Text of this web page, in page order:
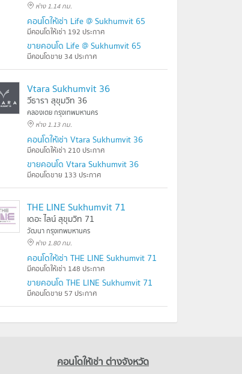
ห่าง 1.14 กม.
คอนโดให้เช่า Life @ Sukhumvit 65
มีคอนโดให้เช่า 192 ประกาศ
ขายคอนโด Life @ Sukhumvit 65
มีคอนโดขาย 34 ประกาศ
Vtara Sukhumvit 36
วีธารา สุขุมวิท 36
คลองเตย กรุงเทพมหานคร
ห่าง 1.13 กม.
คอนโดให้เช่า Vtara Sukhumvit 36
มีคอนโดให้เช่า 210 ประกาศ
ขายคอนโด Vtara Sukhumvit 36
มีคอนโดขาย 133 ประกาศ
THE LINE Sukhumvit 71
เดอะ ไลน์ สุขุมวิท 71
วัฒนา กรุงเทพมหานคร
ห่าง 1.80 กม.
คอนโดให้เช่า THE LINE Sukhumvit 71
มีคอนโดให้เช่า 148 ประกาศ
ขายคอนโด THE LINE Sukhumvit 71
มีคอนโดขาย 57 ประกาศ
คอนโดให้เช่า ต่างจังหวัด